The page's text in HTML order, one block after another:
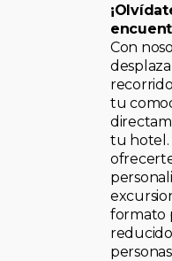
Con
tu
tu hotel.
formato